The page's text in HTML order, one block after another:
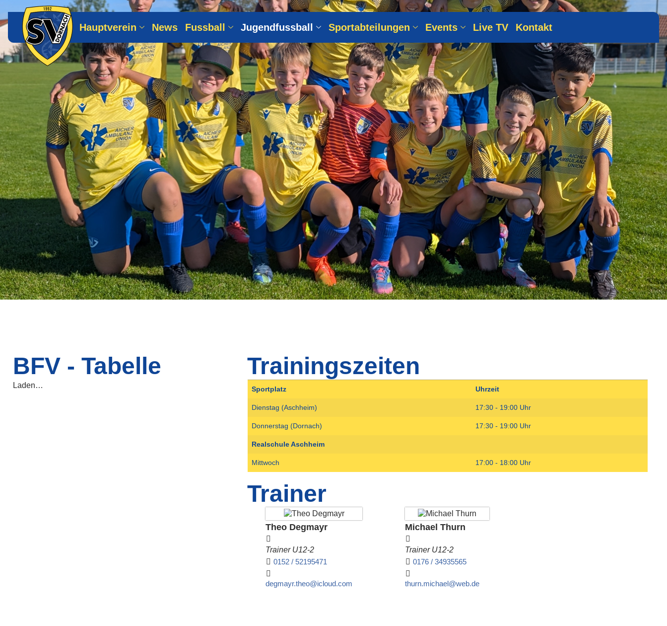
Hauptverein News Fussball Jugendfussball Sportabteilungen Events Live TV Kontakt
BFV - Tabelle
Laden…
Trainingszeiten
Sportplatz Uhrzeit
Dienstag (Aschheim) 17:30 - 19:00 Uhr
Donnerstag (Dornach) 17:30 - 19:00 Uhr
Realschule Aschheim
Mittwoch 17:00 - 18:00 Uhr
Trainer
Theo Degmayr
Trainer U12-2
0152 / 52195471
degmayr.theo@icloud.com
Michael Thurn
Trainer U12-2
0176 / 34935565
thurn.michael@web.de